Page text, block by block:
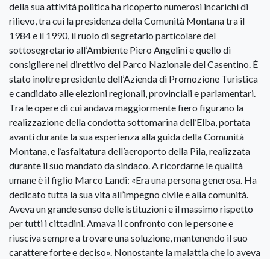
della sua attività politica ha ricoperto numerosi incarichi di
rilievo, tra cui la presidenza della Comunità Montana tra il
1984 e il 1990, il ruolo di segretario particolare del
sottosegretario all’Ambiente Piero Angelini e quello di
consigliere nel direttivo del Parco Nazionale del Casentino. È
stato inoltre presidente dell’Azienda di Promozione Turistica
e candidato alle elezioni regionali, provinciali e parlamentari.
Tra le opere di cui andava maggiormente fiero figurano la
realizzazione della condotta sottomarina dell’Elba, portata
avanti durante la sua esperienza alla guida della Comunità
Montana, e l’asfaltatura dell’aeroporto della Pila, realizzata
durante il suo mandato da sindaco. A ricordarne le qualità
umane è il figlio Marco Landi: «Era una persona generosa. Ha
dedicato tutta la sua vita all’impegno civile e alla comunità.
Aveva un grande senso delle istituzioni e il massimo rispetto
per tutti i cittadini. Amava il confronto con le persone e
riusciva sempre a trovare una soluzione, mantenendo il suo
carattere forte e deciso». Nonostante la malattia che lo aveva